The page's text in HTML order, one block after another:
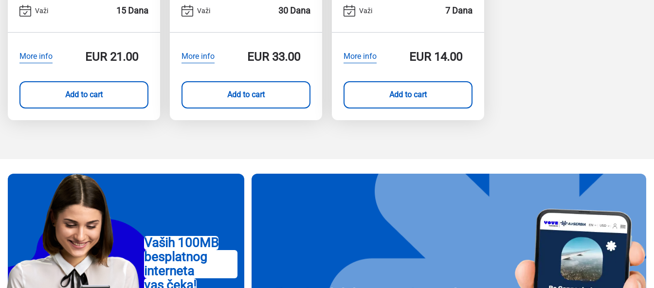
Važi 15 Dana
More info EUR21.00
Add to cart
Važi 30 Dana
More info EUR33.00
Add to cart
Važi 7 Dana
More info EUR14.00
Add to cart
Vaših 100MB
besplatnog
interneta